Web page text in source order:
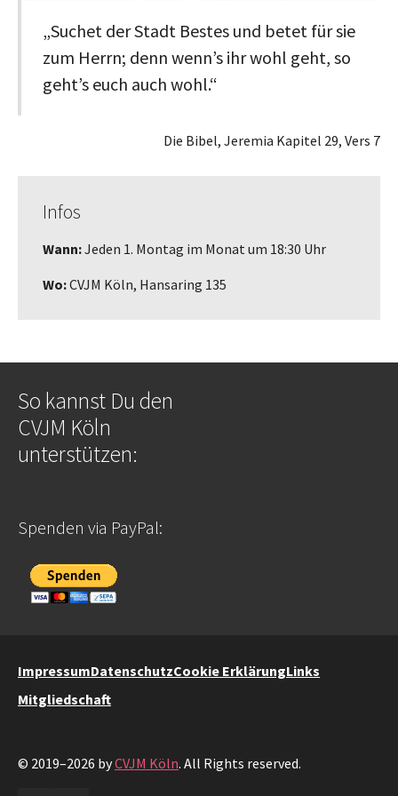
„Suchet der Stadt Bestes und betet für sie
zum Herrn; denn wenn’s ihr wohl geht, so
geht’s euch auch wohl.“
Die Bibel, Jeremia Kapitel 29, Vers 7
Infos
Wann:Jeden 1. Montag im Monat um 18:30 Uhr
Wo:CVJM Köln, Hansaring 135
So kannst Du den
CVJM Köln
unterstützen:
Spenden via PayPal:
ImpressumDatenschutzCookie ErklärungLinks
Mitgliedschaft
© 2019–2026 byCVJM Köln. All Rights reserved.